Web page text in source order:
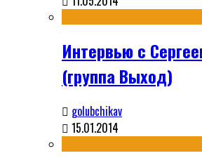
Интервью с
(группа Выход)
golubchikav
15.01.2014